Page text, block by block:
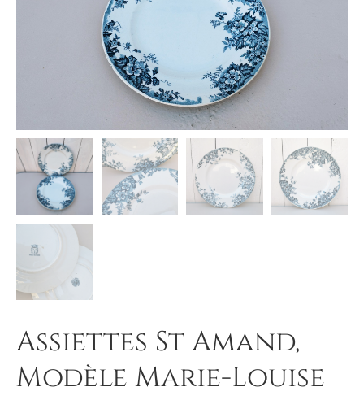
Assiettes St Amand,
Modèle Marie-Louise